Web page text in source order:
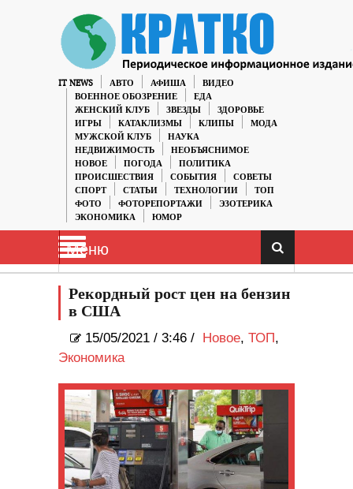
IT NEWS АВТО АФИША
ВИДЕО
ВОЕННОЕ ОБОЗРЕНИЕ
ЕДА
ЖЕНСКИЙ КЛУБ
ЗВЕЗДЫ
ЗДОРОВЬЕ
ИГРЫ
КАТАКЛИЗМЫ КЛИПЫ
МОДА
МУЖСКОЙ КЛУБ
НАУКА
НЕДВИЖИМОСТЬ
НЕОБЪЯСНИМОЕ
НОВОЕ
ПОГОДА
ПОЛИТИКА
ПРОИСШЕСТВИЯ
СОБЫТИЯ
СОВЕТЫ
СПОРТ
СТАТЬИ ТЕХНОЛОГИИ
ТОП
ФОТО
ФОТОРЕПОРТАЖИ
ЭЗОТЕРИКА
ЭКОНОМИКА
ЮМОР
Меню
Рекордный рост цен на бензин
в США
15/05/2021 / 3:46 / Новое, ТОП,
Экономика